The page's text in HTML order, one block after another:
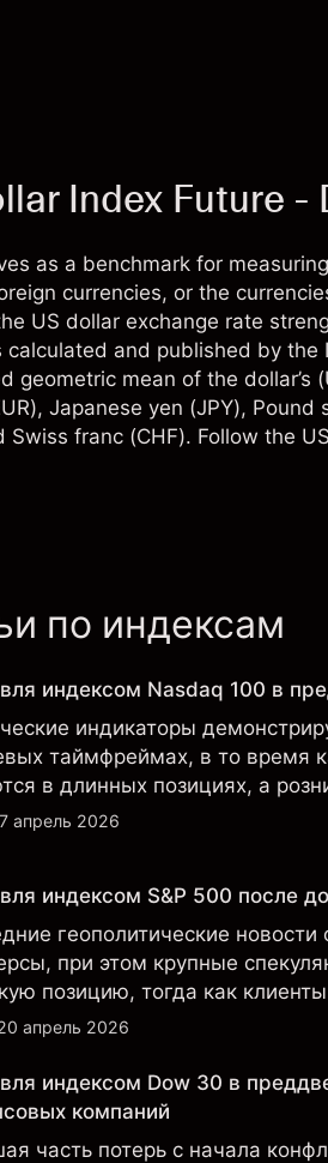
Index Future -
as a benchmark for
currencies, or the
US dollar exchange rate
and published by the
geometric mean of the dollar’s
Japanese yen (JPY), Pound
Swiss franc (CHF). Follow the
по индексам
индексом Nasdaq 100 в
индикаторы
таймфреймах, в то время
в длинных позициях, а
занимают короткие
апрель 2026
индексом S&P 500 после
геополитические новости
при этом крупные
позицию, тогда как
в длинных позициях.
апрель 2026
индексом Dow 30 в
компаний
часть потерь с начала